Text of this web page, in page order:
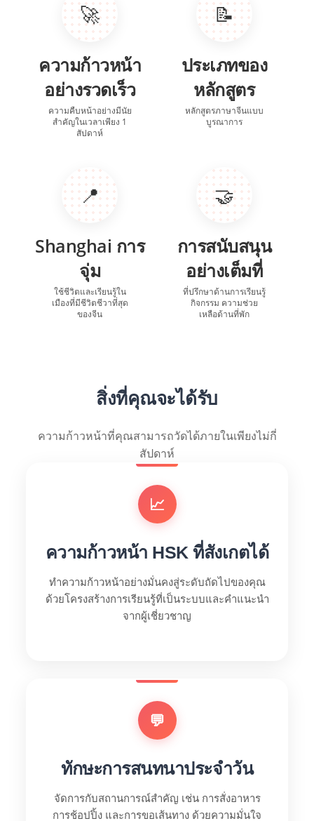
🚀
ความก้าวหน้า
อย่างรวดเร็ว
ความคืบหน้าอย่างมีนัย
สำคัญในเวลาเพียง 1
สัปดาห์
📝
ประเภทของ
หลักสูตร
หลักสูตรภาษาจีนแบบ
บูรณาการ
📍
Shanghai การ
จุ่ม
ใช้ชีวิตและเรียนรู้ใน
เมืองที่มีชีวิตชีวาที่สุด
ของจีน
🤝
การสนับสนุน
อย่างเต็มที่
ที่ปรึกษาด้านการเรียนรู้
กิจกรรม ความช่วย
เหลือด้านที่พัก
สิ่งที่คุณจะได้รับ
ความก้าวหน้าที่คุณสามารถวัดได้ภายในเพียงไม่กี่
สัปดาห์
📈
ความก้าวหน้า HSK ที่สังเกตได้
ทำความก้าวหน้าอย่างมั่นคงสู่ระดับถัดไปของคุณ
ด้วยโครงสร้างการเรียนรู้ที่เป็นระบบและคำแนะนำ
จากผู้เชี่ยวชาญ
💬
ทักษะการสนทนาประจำวัน
จัดการกับสถานการณ์สำคัญ เช่น การสั่งอาหาร
การช้อปปิ้ง และการขอเส้นทาง ด้วยความมั่นใจ